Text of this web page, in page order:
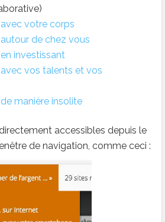
avec votre corps
autour de chez vous
investissant
avec vos talents et vos
manière insolite
accessibles depuis le
de navigation, comme ceci :